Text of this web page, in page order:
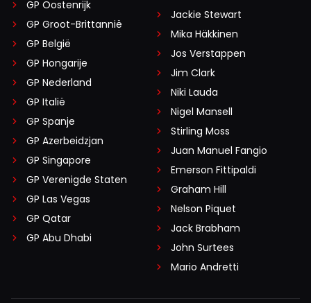
GP Oostenrijk
GP Groot-Brittannië
GP België
GP Hongarije
GP Nederland
GP Italië
GP Spanje
GP Azerbeidzjan
GP Singapore
GP Verenigde Staten
GP Las Vegas
GP Qatar
GP Abu Dhabi
Jackie Stewart
Mika Häkkinen
Jos Verstappen
Jim Clark
Niki Lauda
Nigel Mansell
Stirling Moss
Juan Manuel Fangio
Emerson Fittipaldi
Graham Hill
Nelson Piquet
Jack Brabham
John Surtees
Mario Andretti